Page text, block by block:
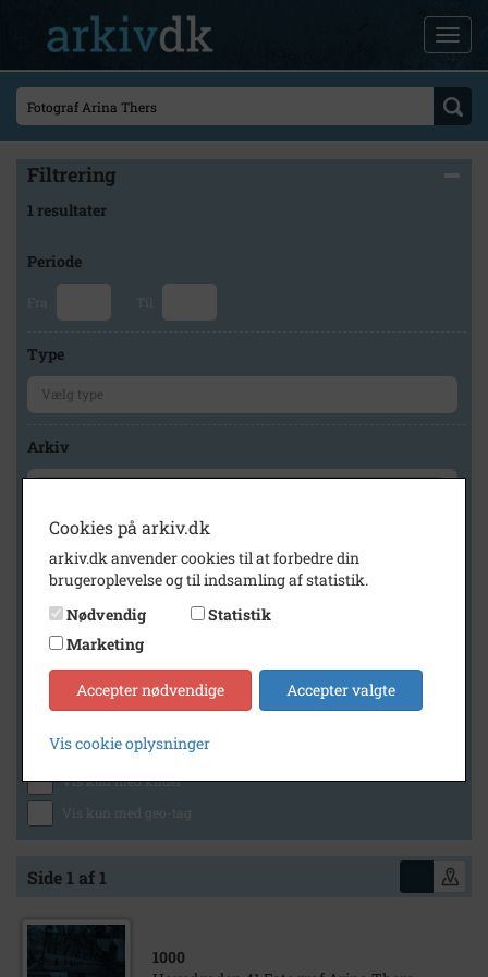
Filtrering
1 resultater
Periode
Fra Til
Type
Arkiv
Geografi
Generelt
Vis kun med billeder
Vis kun med lydklip
Vis kun med kilder
Vis kun med geo-tag
Side 1 af 1
1000
Cookies på arkiv.dk
arkiv.dk anvender cookies til at forbedre din
brugeroplevelse og til indsamling af statistik.
Nødvendig
Statistik
Marketing
Accepter nødvendige Accepter valgte
Vis cookie oplysninger